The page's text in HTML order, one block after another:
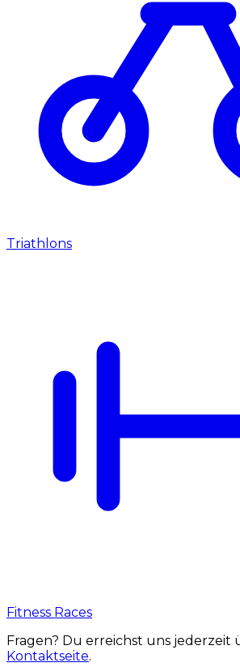
Triathlons
Fitness Races
Fragen? Du erreichst uns jederzeit
Kontaktseite.